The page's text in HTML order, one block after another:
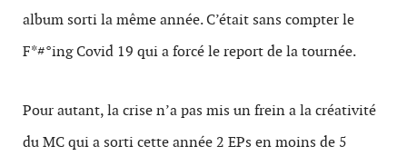
album sorti la même année. C’était sans compter le
F*#°ing Covid 19 qui a forcé le report de la tournée.
Pour autant, la crise n’a pas mis un frein a la créativité
du MC qui a sorti cette année 2 EPs en moins de 5